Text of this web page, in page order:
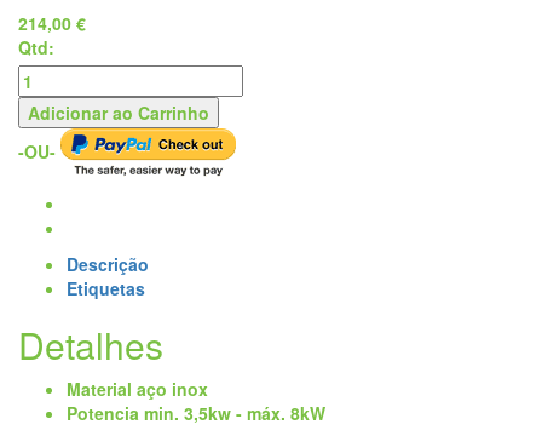
214,00 €
Qtd:
Adicionar ao Carrinho
-OU-
Descrição
Etiquetas
Detalhes
Material aço inox
Potencia min. 3,5kw - máx. 8kW